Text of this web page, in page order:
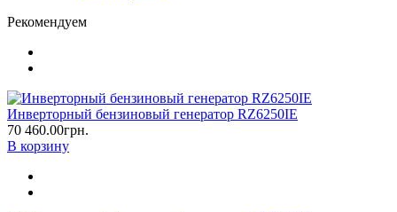
Рекомендуем
Инверторный бензиновый генератор RZ6250IE
70 460.00грн.
В корзину